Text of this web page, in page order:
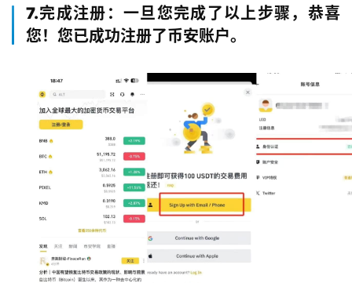
7.完成注册：一旦您完成了以上步骤，恭喜
您！您已成功注册了币安账户。